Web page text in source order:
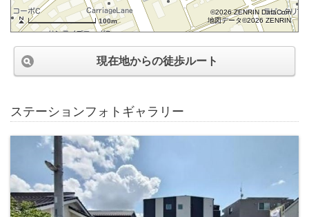
100m
©2026 ZENRIN DataCom
地図データ©2026 ZENRIN
現在地からの徒歩ルート
ステーションフォトギャラリー